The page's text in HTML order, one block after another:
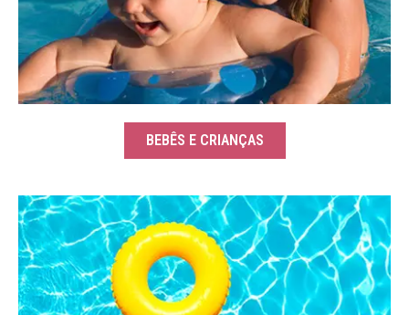
BEBÊS E CRIANÇAS